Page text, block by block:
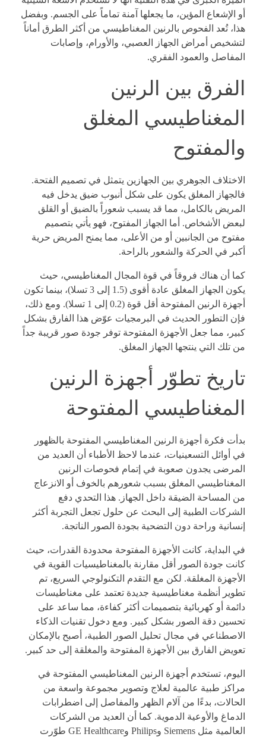
أو الإشعاع المؤين، ما يجعلها آمنة تماماً على الجسم. وبفضل
هذا، تُعد الفحوص بالرنين المغناطيسي من أكثر الطرق أماناً
لتشخيص أمراض الجهاز العصبي، والأورام، وإصابات
المفاصل والعمود الفقري.
الفرق بين الرنين
المغناطيسي المغلق
والمفتوح
الاختلاف الجوهري بين الجهازين يتمثل في تصميم الفتحة.
فالجهاز المغلق يكون على شكل أنبوب ضيق يدخل فيه
المريض بالكامل، مما قد يسبب شعوراً بالضيق أو القلق
لبعض الأشخاص. أما الجهاز المفتوح، فهو يأتي بتصميم
مفتوح من الجانبين أو من الأعلى، مما يمنح المريض حرية
أكبر في الحركة والشعور بالراحة.
كما أن هناك فروقاً في قوة المجال المغناطيسي، حيث
يكون الجهاز المغلق عادة أقوى (1.5 إلى 3 تسلا)، بينما تكون
أجهزة الرنين المفتوحة أقل قوة (0.2 إلى 1 تسلا). ومع ذلك،
فإن التطور الحديث في البرمجيات عوّض هذا الفارق بشكل
كبير، مما جعل الأجهزة المفتوحة توفر جودة صور قريبة جداً
من تلك التي ينتجها الجهاز المغلق.
تاريخ تطوّر أجهزة الرنين
المغناطيسي المفتوحة
بدأت فكرة أجهزة الرنين المغناطيسي المفتوحة بالظهور
في أوائل التسعينيات، عندما لاحظ الأطباء أن العديد من
المرضى يجدون صعوبة في إتمام فحوصات الرنين
المغناطيسي المغلق بسبب شعورهم بالخوف أو الانزعاج
من المساحة الضيقة داخل الجهاز. هذا التحدي دفع
الشركات الطبية إلى البحث عن حلول تجعل التجربة أكثر
إنسانية وراحة دون التضحية بجودة الصور الناتجة.
في البداية، كانت الأجهزة المفتوحة محدودة القدرات، حيث
كانت جودة الصور أقل مقارنة بالمغناطيسيات القوية في
الأجهزة المغلقة. لكن مع التقدم التكنولوجي السريع، تم
تطوير أنظمة مغناطيسية جديدة تعتمد على مغناطيسات
دائمة أو كهربائية بتصميمات أكثر كفاءة، مما ساعد على
تحسين دقة الصور بشكل كبير. ومع دخول تقنيات الذكاء
الاصطناعي في مجال تحليل الصور الطبية، أصبح بالإمكان
تعويض الفارق بين الأجهزة المفتوحة والمغلقة إلى حد كبير.
اليوم، تستخدم أجهزة الرنين المغناطيسي المفتوحة في
مراكز طبية عالمية لعلاج وتصوير مجموعة واسعة من
الحالات، بدءًا من آلام الظهر والمفاصل إلى اضطرابات
الدماغ والأوعية الدموية. كما أن العديد من الشركات
العالمية مثل Siemens وPhilips وGE Healthcare طوّرت